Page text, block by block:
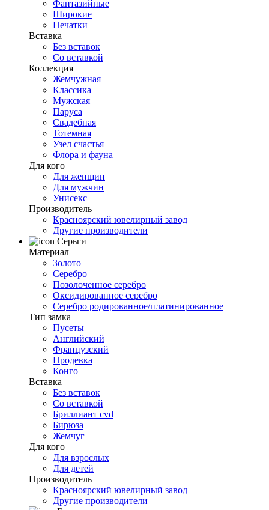
Фантазийные
Широкие
Печатки
Вставка
Без вставок
Со вставкой
Коллекция
Жемчужная
Классика
Мужская
Паруса
Свадебная
Тотемная
Узел счастья
Флора и фауна
Для кого
Для женщин
Для мужчин
Унисекс
Производитель
Красноярский ювелирный завод
Другие производители
Серьги
Материал
Золото
Серебро
Позолоченное серебро
Оксидированное серебро
Серебро родированное/платинированное
Тип замка
Пусеты
Английский
Французский
Продевка
Конго
Вставка
Без вставок
Со вставкой
Бриллиант cvd
Бирюза
Жемчуг
Для кого
Для взрослых
Для детей
Производитель
Красноярский ювелирный завод
Другие производители